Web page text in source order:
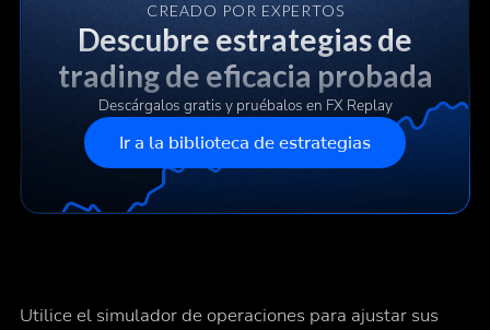
CREADO POR EXPERTOS
Descubre estrategias de
trading de eficacia probada
Descárgalos gratis y pruébalos en FX Replay
Ir a la biblioteca de estrategias
Utilice el simulador de operaciones para ajustar sus